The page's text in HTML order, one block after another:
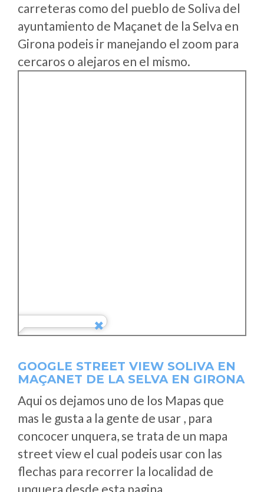
carreteras como del pueblo de Soliva del
ayuntamiento de Maçanet de la Selva en
Girona podeis ir manejando el zoom para
cercaros o alejaros en el mismo.
GOOGLE STREET VIEW SOLIVA EN
MAÇANET DE LA SELVA EN GIRONA
Aqui os dejamos uno de los Mapas que
mas le gusta a la gente de usar , para
concocer unquera, se trata de un mapa
street view el cual podeis usar con las
flechas para recorrer la localidad de
unquera desde esta pagina.